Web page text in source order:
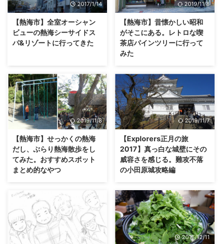
2017/1/14
【熱海市】全室オーシャン
ビューの熱海シーサイドス
パ&リゾートに行ってきた
2019/11/8
【熱海市】昔懐かしい昭和
がそこにある。レトロな喫
茶店パインツリーに行って
みた
2019/11/8
【熱海市】せっかくの熱海
だし、ぶらり熱海散歩をし
てみた。おすすめスポット
まとめ的なやつ
2019/11/7
【Explorers正月の旅
2017】真っ白な城壁にその
威容さを感じる。難攻不落
の小田原城攻略編
2017/1/6 2016/12/11